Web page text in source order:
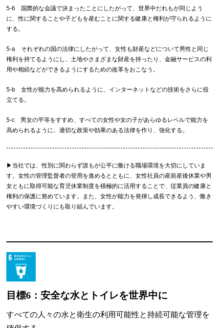
5-6 国際的な会議で決まったことにしたがって、世界中だれもが同じよう
に、性に関することや子どもを産むことに関する健康と権利が守られるように
する。
5-a それぞれの国の法律にしたがって、女性も財産などについて男性と同じ
権利を持てるようにし、土地やさまざまな財産を持ったり、金融サービスの利
用や相続などができるようにするための改革をおこなう。
5-b 女性が能力を高められるように、インターネットなどの技術をさらに役
立てる。
5-c 男女の平等をすすめ、すべての女性や女の子があらゆるレベルで能力を
高められるように、適切な政策や効果のある法律を作り、強化する。
▶︎当社では、性別に関わらず誰もが公平に働ける職場環境を大切にしていま
す。女性の管理監督者の登用を進めるとともに、女性社員の産前産後休業や男
女ともに取得可能な育児休業制度を積極的に活用することで、従業員の健康と
権利の保護に努めています。また、女性が能力を発揮し成長できるよう、働き
やすい環境づくりにも取り組んでいます。
目標6：安全な水とトイレを世界中に
すべての人々の水と衛生の利用可能性と持続可能な管理を